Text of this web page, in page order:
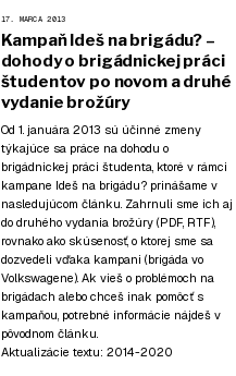
17. MARCA 2013
Kampaň Ideš na brigádu? –
dohody o brigádnickej práci
študentov po novom a druhé
vydanie brožúry
Od 1. januára 2013 sú účinné zmeny
týkajúce sa práce na dohodu o
brigádnickej práci študenta, ktoré v rámci
kampane Ideš na brigádu?prinášame v
nasledujúcom článku. Zahrnuli sme ich aj
do druhého vydania brožúry (PDF, RTF),
rovnako ako skúsenosť, o ktorej sme sa
dozvedeli vďaka kampani (brigáda vo
Volkswagene). Ak vieš o problémoch na
brigádach alebo chceš inak pomôcť s
kampaňou, potrebné informácie nájdeš v
pôvodnom článku.
Aktualizácie textu: 2014-2020